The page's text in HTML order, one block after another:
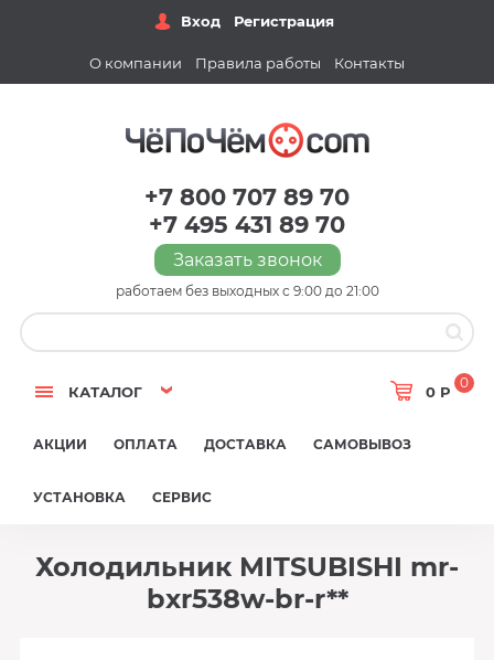
Вход Регистрация
О компании Правила работы Контакты
+7 800 707 89 70
+7 495 431 89 70
Заказать звонок
работаем без выходных с 9:00 до 21:00
КАТАЛОГ 0 Р
0
АКЦИИ ОПЛАТА ДОСТАВКА САМОВЫВОЗ
УСТАНОВКА СЕРВИС
Холодильник MITSUBISHI mr-
bxr538w-br-r**